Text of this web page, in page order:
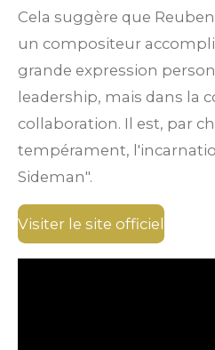
Cela suggère que
un compositeur
grande expression
leadership, mais dans la
collaboration. Il est, par
tempérament,
Sideman".
Visiter le site officiel